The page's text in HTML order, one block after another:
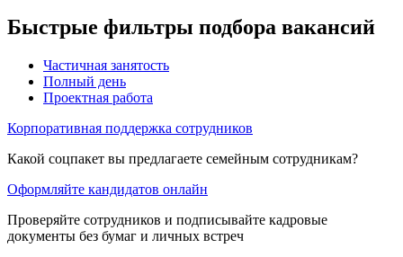
Быстрые фильтры подбора вакансий
Частичная занятость
Полный день
Проектная работа
Корпоративная поддержка сотрудников
Какой соцпакет вы предлагаете семейным сотрудникам?
Оформляйте кандидатов онлайн
Проверяйте сотрудников и подписывайте кадровые
документы без бумаг и личных встреч